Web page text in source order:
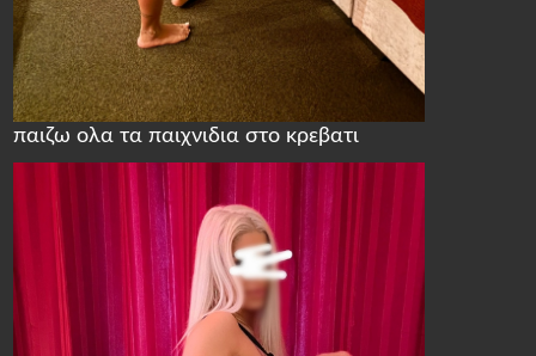
παιζω ολα τα παιχνιδια στο κρεβατι